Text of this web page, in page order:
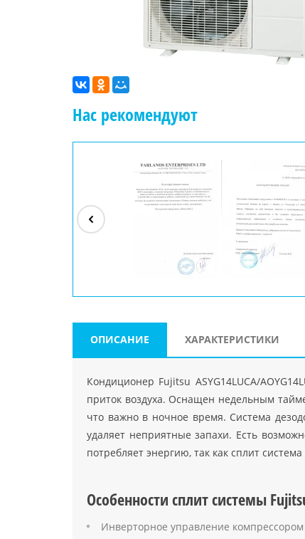
Нас рекомендуют
">
Код PHP ">
ОПИСАНИЕ ХАРАКТЕРИСТИКИ
Кондиционер Fujitsu ASYG14LUCA/
приток воздуха. Оснащен недельным
что важно в ночное время. Система
удаляет неприятные запахи. Есть
потребляет энергию, так как сплит
Особенности сплит системы
Инверторное управление